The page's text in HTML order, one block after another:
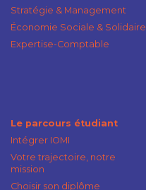
Stratégie & Management
Économie Sociale & Solidaire
Expertise-Comptable
Le parcours étudiant
Intégrer IOMI
Votre trajectoire, notre
mission
Choisir son diplôme